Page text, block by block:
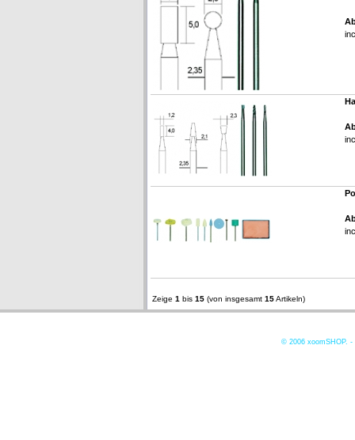
Zeige 1 bis 15 (von insgesamt 15Artikeln)
© 2006 xoomSHOP. -